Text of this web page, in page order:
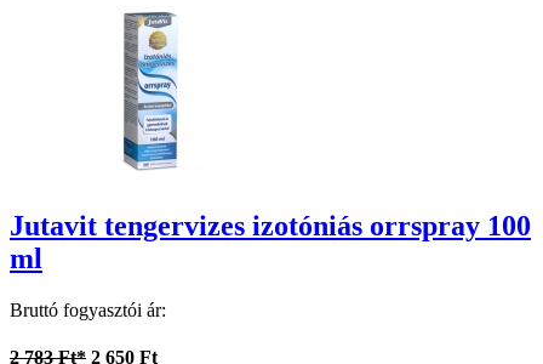
Jutavit tengervizes izotóniás orrspray 100
ml
Bruttó fogyasztói ár:
2 783 Ft* 2 650 Ft